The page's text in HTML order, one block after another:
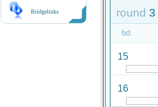
Bridgelinks round 3
bd.
15
16